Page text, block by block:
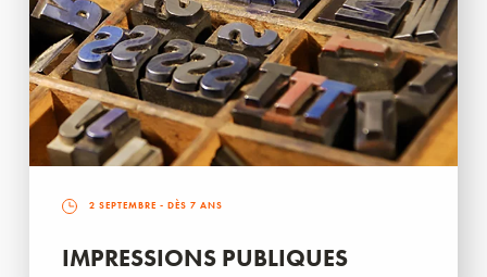
2 SEPTEMBRE - DÈS 7 ANS
IMPRESSIONS PUBLIQUES